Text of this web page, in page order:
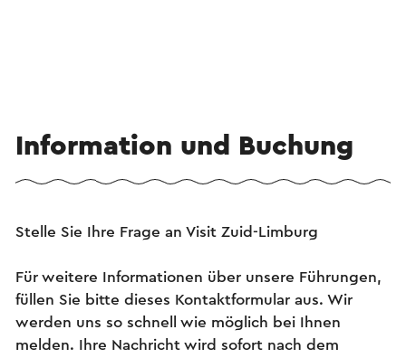
Information und Buchung
Stelle Sie Ihre Frage an Visit Zuid-Limburg
Für weitere Informationen über unsere Führungen,
füllen Sie bitte dieses Kontaktformular aus. Wir
werden uns so schnell wie möglich bei Ihnen
melden. Ihre Nachricht wird sofort nach dem